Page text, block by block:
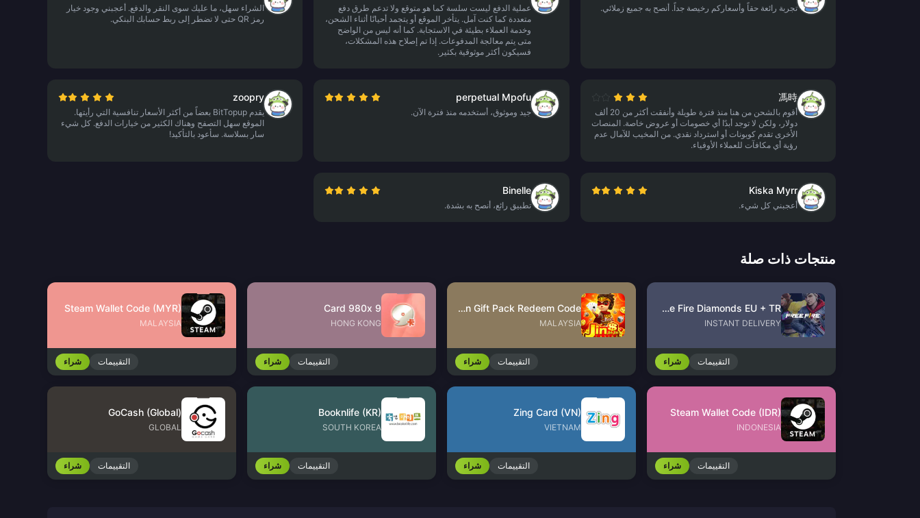
تجربة رائعة حقاً وأسعاركم رخيصة جداً. أنصح به جميع زملائي.
عملية الدفع ليست سلسة كما هو متوقع ولا تدعم طرق دفع
متعددة كما كنت آمل. يتأخر الموقع أو يتجمد أحيانًا أثناء الشحن،
وخدمة العملاء بطيئة في الاستجابة. كما أنه ليس من الواضح
متى يتم معالجة المدفوعات. إذا تم إصلاح هذه المشكلات،
فسيكون أكثر موثوقية بكثير.
الشراء سهل، ما عليك سوى النقر والدفع. أعجبني وجود خيار
رمز QR حتى لا تضطر إلى ربط حسابك البنكي.
馮時
أقوم بالشحن من هنا منذ فترة طويلة وأنفقت أكثر من 20 ألف
دولار، ولكن لا توجد أبدًا أي خصومات أو عروض خاصة. المنصات
الأخرى تقدم كوبونات أو استرداد نقدي. من المخيب للآمال عدم
رؤية أي مكافآت للعملاء الأوفياء.
perpetual Mpofu
جيد وموثوق، أستخدمه منذ فترة الآن.
zoopry
يقدم BitTopup بعضاً من أكثر الأسعار تنافسية التي رأيتها.
الموقع سهل التصفح وهناك الكثير من خيارات الدفع. كل شيء
سار بسلاسة. سأعود بالتأكيد!
Kiska Myrr
أعجبني كل شيء.
Binelle
تطبيق رائع، أنصح به بشدة.
منتجات ذات صلة
Free Fire Diamonds EU + TR
INSTANT DELIVERY
التقييمات شراء
JinJinJin Gift Pack Redeem Code
MALAYSIA
التقييمات شراء
9 Card 980x
HONG KONG
التقييمات شراء
Steam Wallet Code (MYR)
MALAYSIA
التقييمات شراء
Steam Wallet Code (IDR)
INDONESIA
التقييمات شراء
Zing Card (VN)
VIETNAM
التقييمات شراء
Booknlife (KR)
SOUTH KOREA
التقييمات شراء
GoCash (Global)
GLOBAL
التقييمات شراء